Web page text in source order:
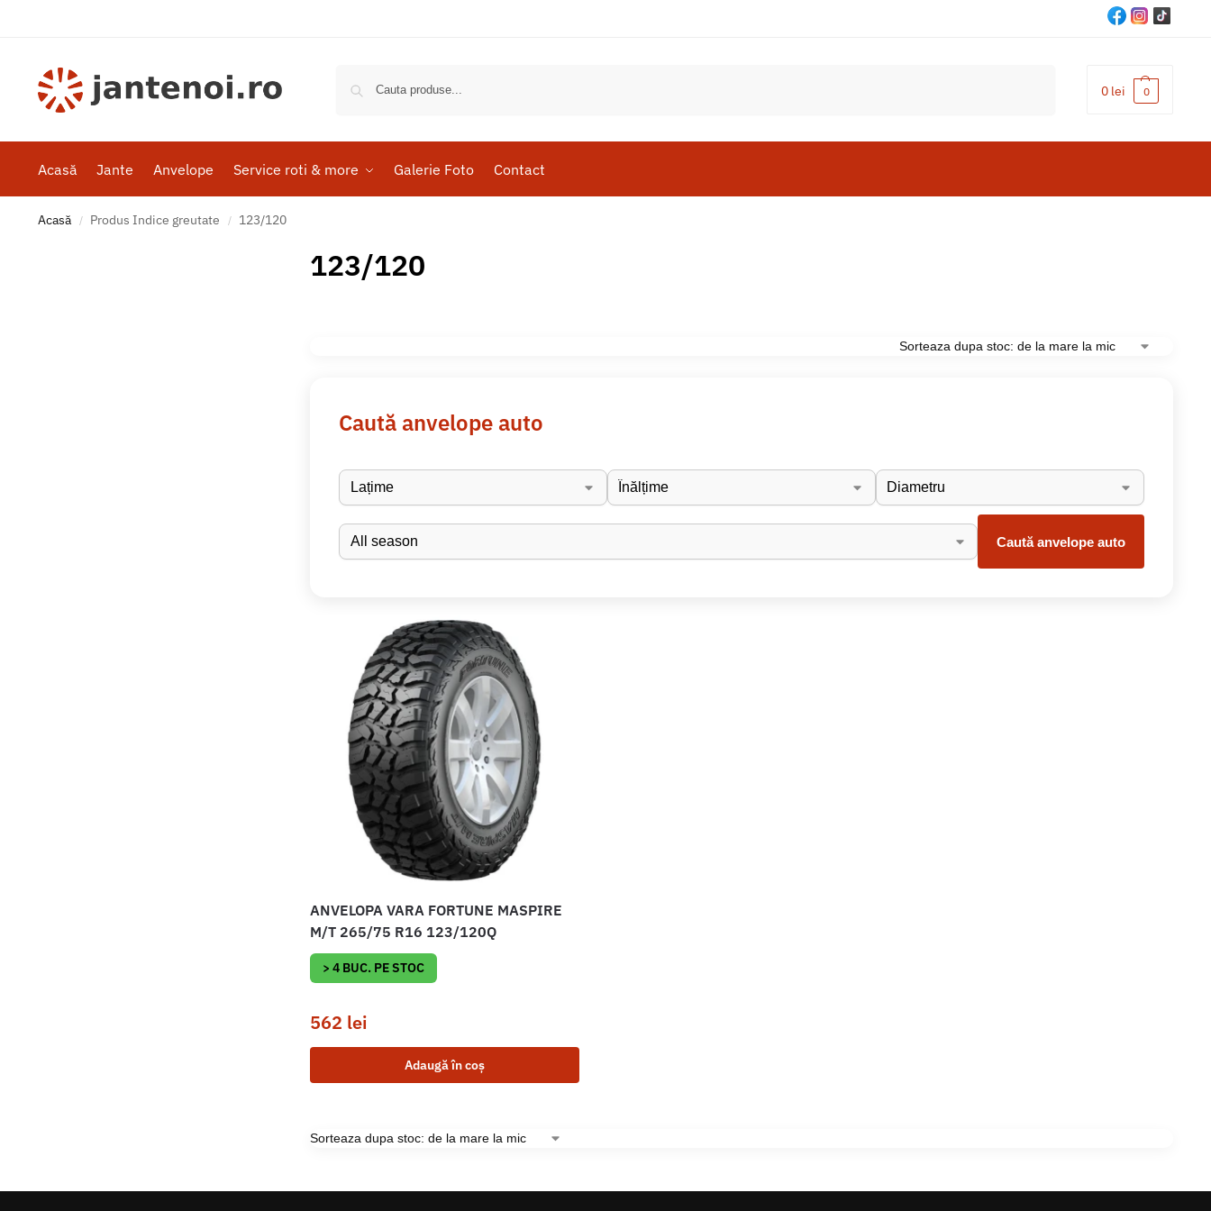
0 lei 0
Acasă Jante Anvelope Service roti & more Galerie Foto Contact
Acasă / Produs Indice greutate / 123/120
123/120
Caută anvelope auto
ANVELOPA VARA FORTUNE MASPIRE
M/T 265/75 R16 123/120Q
> 4 BUC. PE STOC
562 lei
Adaugă în coș